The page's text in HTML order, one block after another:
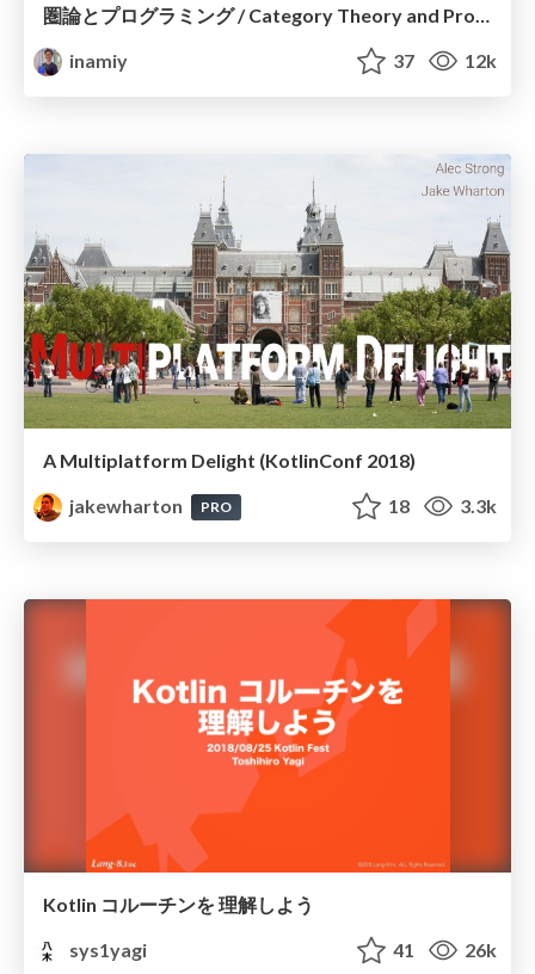
圏論とプログラミング / Category Theory and Programming
inamiy
37 12k
A Multiplatform Delight (KotlinConf 2018)
jakewharton
PRO 18 3.3k
Kotlin コルーチンを 理解しよう
sys1yagi
41 26k